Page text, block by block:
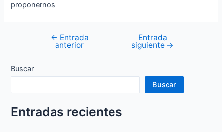
proponernos.
Navegación
← Entrada
anterior
Entrada
siguiente →
Buscar
Buscar
Entradas recientes